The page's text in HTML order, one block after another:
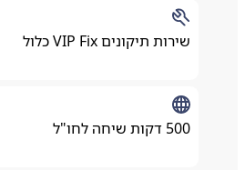
שירות תיקונים VIP Fix כלול